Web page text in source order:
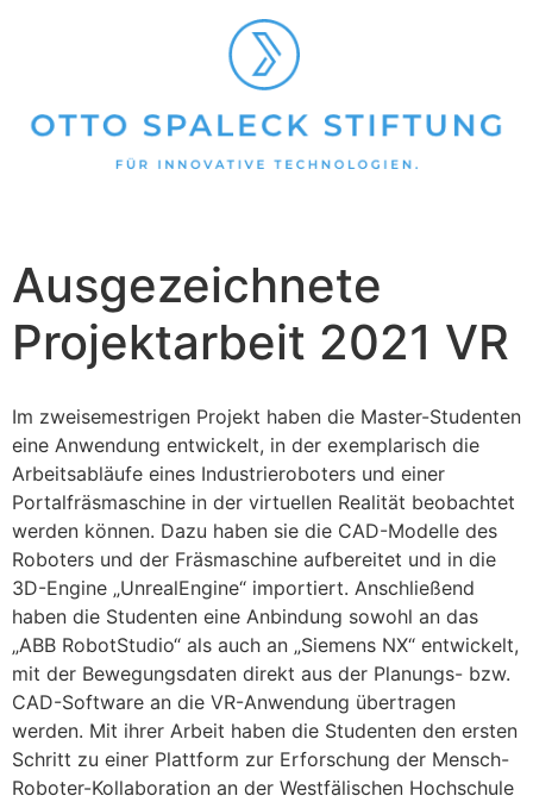
Ausgezeichnete
Projektarbeit 2021 VR
Im zweisemestrigen Projekt haben die Master-Studenten
eine Anwendung entwickelt, in der exemplarisch die
Arbeitsabläufe eines Industrieroboters und einer
Portalfräsmaschine in der virtuellen Realität beobachtet
werden können. Dazu haben sie die CAD-Modelle des
Roboters und der Fräsmaschine aufbereitet und in die
3D-Engine „UnrealEngine“ importiert. Anschließend
haben die Studenten eine Anbindung sowohl an das
„ABB RobotStudio“ als auch an „Siemens NX“ entwickelt,
mit der Bewegungsdaten direkt aus der Planungs- bzw.
CAD-Software an die VR-Anwendung übertragen
werden. Mit ihrer Arbeit haben die Studenten den ersten
Schritt zu einer Plattform zur Erforschung der Mensch-
Roboter-Kollaboration an der Westfälischen Hochschule